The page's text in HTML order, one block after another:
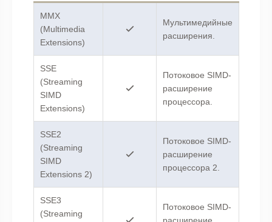
MMX
(Multimedia
Extensions)
Мультимедийные
расширения.
SSE
(Streaming
SIMD
Extensions)
Потоковое SIMD-
расширение
процессора.
SSE2
(Streaming
SIMD
Extensions 2)
Потоковое SIMD-
расширение
процессора 2.
SSE3
(Streaming
Потоковое SIMD-
расширение